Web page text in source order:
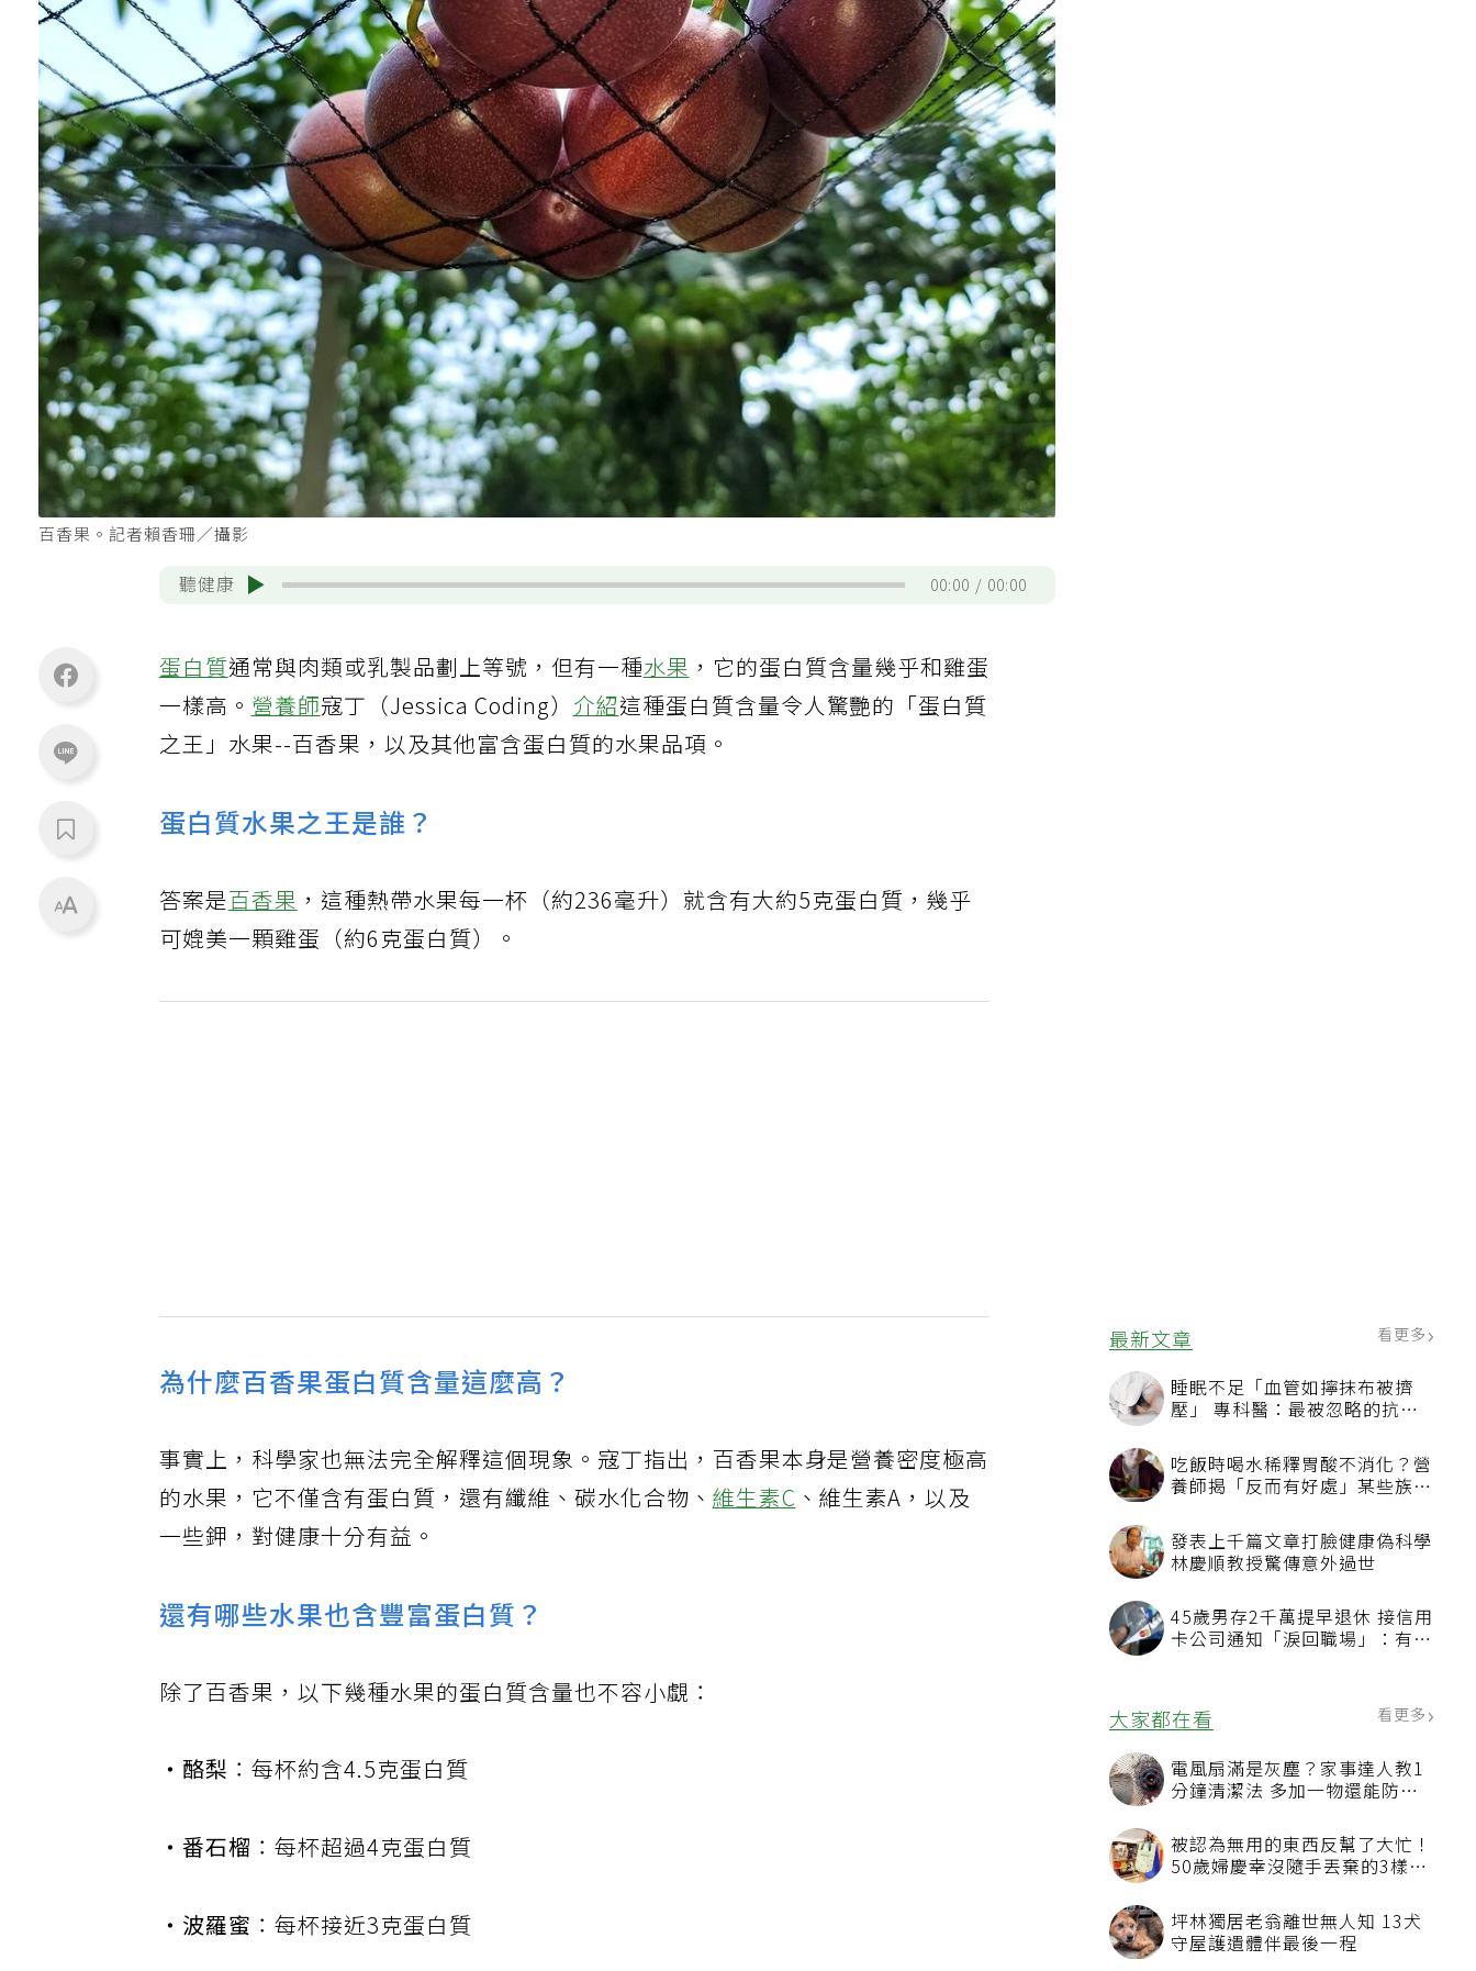
最新文章 看更多
睡眠不足「血管如擰抹布被擠
壓」 專科醫：最被忽略的抗老
吃飯時喝水稀釋胃酸不消化？營
養師揭「反而有好處」某些族群
發表上千篇文章打臉健康偽科學
林慶順教授驚傳意外過世
45歲男存2千萬提早退休 接信用
卡公司通知「淚回職場」：有錢
大家都在看 看更多
電風扇滿是灰塵？家事達人教1
分鐘清潔法 多加一物還能防髒
被認為無用的東西反幫了大忙！
50歲婦慶幸沒隨手丟棄的3樣物
坪林獨居老翁離世無人知 13犬
守屋護遺體伴最後一程
百香果。記者賴香珊／攝影
聽健康 00:00 00:00
蛋白質通常與肉類或乳製品劃上等號，但有一種水果 ，它的蛋白質含量幾乎和雞蛋
一樣高。營養師寇丁（Jessica Coding）介紹這種蛋白質含量令人驚艷的「蛋白質
之王」水果--百香果，以及其他富含蛋白質的水果品項。
蛋白質水果之王是誰？
答案是百香果 ，這種熱帶水果每一杯（約236毫升）就含有大約5克蛋白質，幾乎
可媲美一顆雞蛋（約6克蛋白質）。
為什麼百香果蛋白質含量這麼高？
事實上，科學家也無法完全解釋這個現象。寇丁指出，百香果本身是營養密度極高
的水果，它不僅含有蛋白質，還有纖維、碳水化合物、維生素C 、維生素A，以及
一些鉀，對健康十分有益。
還有哪些水果也含豐富蛋白質？
除了百香果，以下幾種水果的蛋白質含量也不容小覷：
‧酪梨 ：每杯約含4.5克蛋白質
‧番石榴 ：每杯超過4克蛋白質
‧波羅蜜 ：每杯接近3克蛋白質